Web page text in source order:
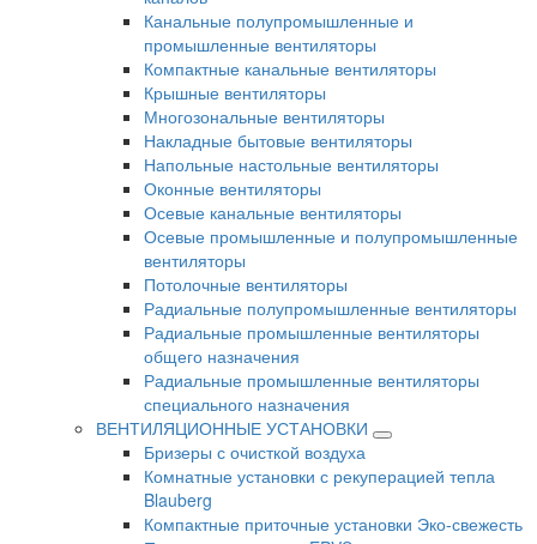
Канальные полупромышленные и
промышленные вентиляторы
Компактные канальные вентиляторы
Крышные вентиляторы
Многозональные вентиляторы
Накладные бытовые вентиляторы
Напольные настольные вентиляторы
Оконные вентиляторы
Осевые канальные вентиляторы
Осевые промышленные и полупромышленные
вентиляторы
Потолочные вентиляторы
Радиальные полупромышленные вентиляторы
Радиальные промышленные вентиляторы
общего назначения
Радиальные промышленные вентиляторы
специального назначения
ВЕНТИЛЯЦИОННЫЕ УСТАНОВКИ
Бризеры с очисткой воздуха
Комнатные установки с рекуперацией тепла
Blauberg
Компактные приточные установки Эко-свежесть